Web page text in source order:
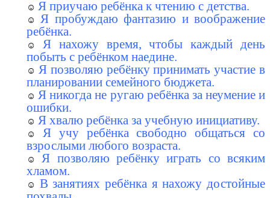
Я приучаю ребёнка к чтению с детства.
Я пробуждаю фантазию и воображение
ребёнка.
Я нахожу время, чтобы каждый день
побыть с ребёнком наедине.
Я позволяю ребёнку принимать участие в
планировании семейного бюджета.
Я никогда не ругаю ребёнка за неумение и
ошибки.
Я хвалю ребёнка за учебную инициативу.
Я учу ребёнка свободно общаться со
взрослыми любого возраста.
Я позволяю ребёнку играть со всяким
хламом.
В занятиях ребёнка я нахожу достойные